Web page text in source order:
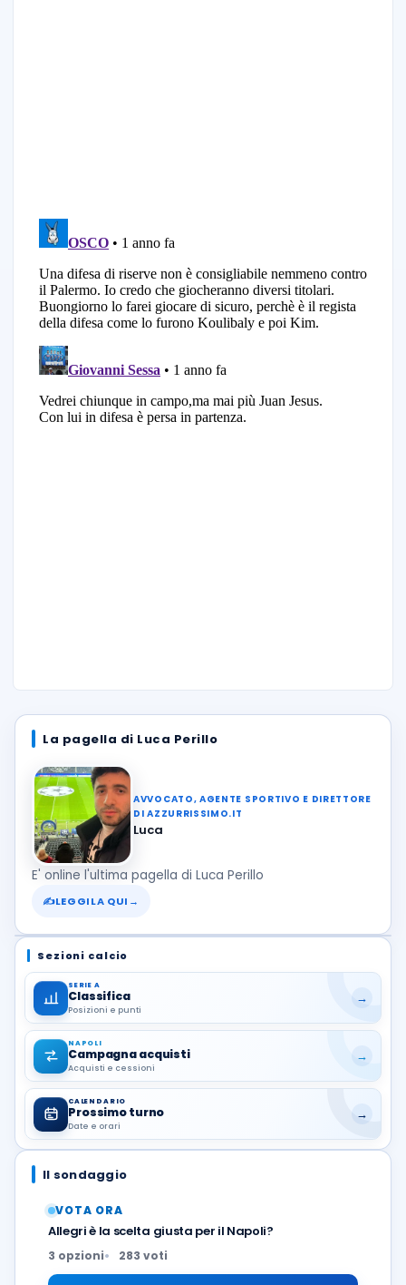
La pagella di Luca Perillo
AVVOCATO, AGENTE SPORTIVO E DIRETTORE
DI AZZURRISSIMO.IT
Luca
E' online l'ultima pagella di Luca Perillo
✍LEGGILA QUI →
Sezioni calcio
SERIE A
Classifica
Posizioni e punti
→
NAPOLI
Campagna acquisti
Acquisti e cessioni
→
CALENDARIO
Prossimo turno
Date e orari
→
Il sondaggio
VOTA ORA
Allegri è la scelta giusta per il Napoli?
3 opzioni 283 voti